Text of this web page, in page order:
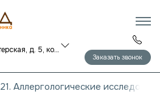
Санкт-Петербург ул. Манчестерская, д. 5, корп. 1
Заказать звонок
21. Аллергологические